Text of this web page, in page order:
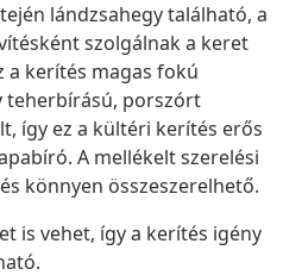
lándzsahegy található, a
szolgálnak a keret
a kerítés magas fokú
teherbírású, porszórt
így ez a kültéri kerítés erős
A mellékelt szerelési
könnyen összeszerelhető.
is vehet, így a kerítés igény